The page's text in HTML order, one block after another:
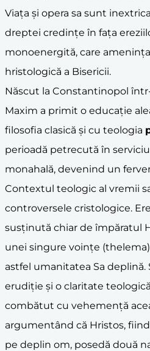
Viața și opera sa sunt
dreptei credințe în fața
monoenergită, care
hristologică a Bisericii.
Născut la Constantinopol
Maxim a primit o educație
filosofia clasică și cu teologia
perioadă petrecută în
monahală, devenind un
Contextul teologic al vremii
controversele cristologice.
susținută chiar de împăratul
unei singure voințe
astfel umanitatea Sa deplină.
erudiție și o claritate
combătut cu vehemență
argumentând că Hristos,
pe deplin om, posedă două